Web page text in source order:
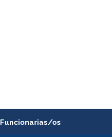
Funcionarias/os